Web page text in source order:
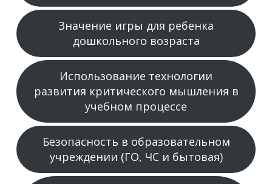
Значение игры для ребенка
дошкольного возраста
Использование технологии
развития критического мышления в
учебном процессе
Безопасность в образовательном
учреждении (ГО, ЧС и бытовая)